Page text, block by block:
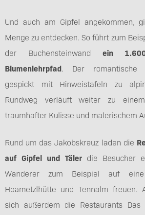
Und auch am Gipfel angekommen,
Menge zu entdecken. So führt zum
der Buchensteinwand ein
Blumenlehrpfad. Der romantische
gespickt mit Hinweistafeln zu
Rundweg verläuft weiter zu
traumhafter Kulisse und malerischem
Rund um das Jakobskreuz laden die
auf Gipfel und Täler die Besucher
Wanderer zum Beispiel auf
Hoametzlhütte und Tennalm freuen.
sich außerdem die Restaurants Das